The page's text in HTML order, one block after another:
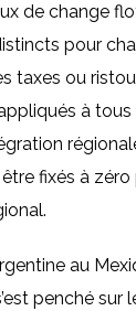
de change
pour
taxes ou
à tous
fixés à zéro
au
penché sur